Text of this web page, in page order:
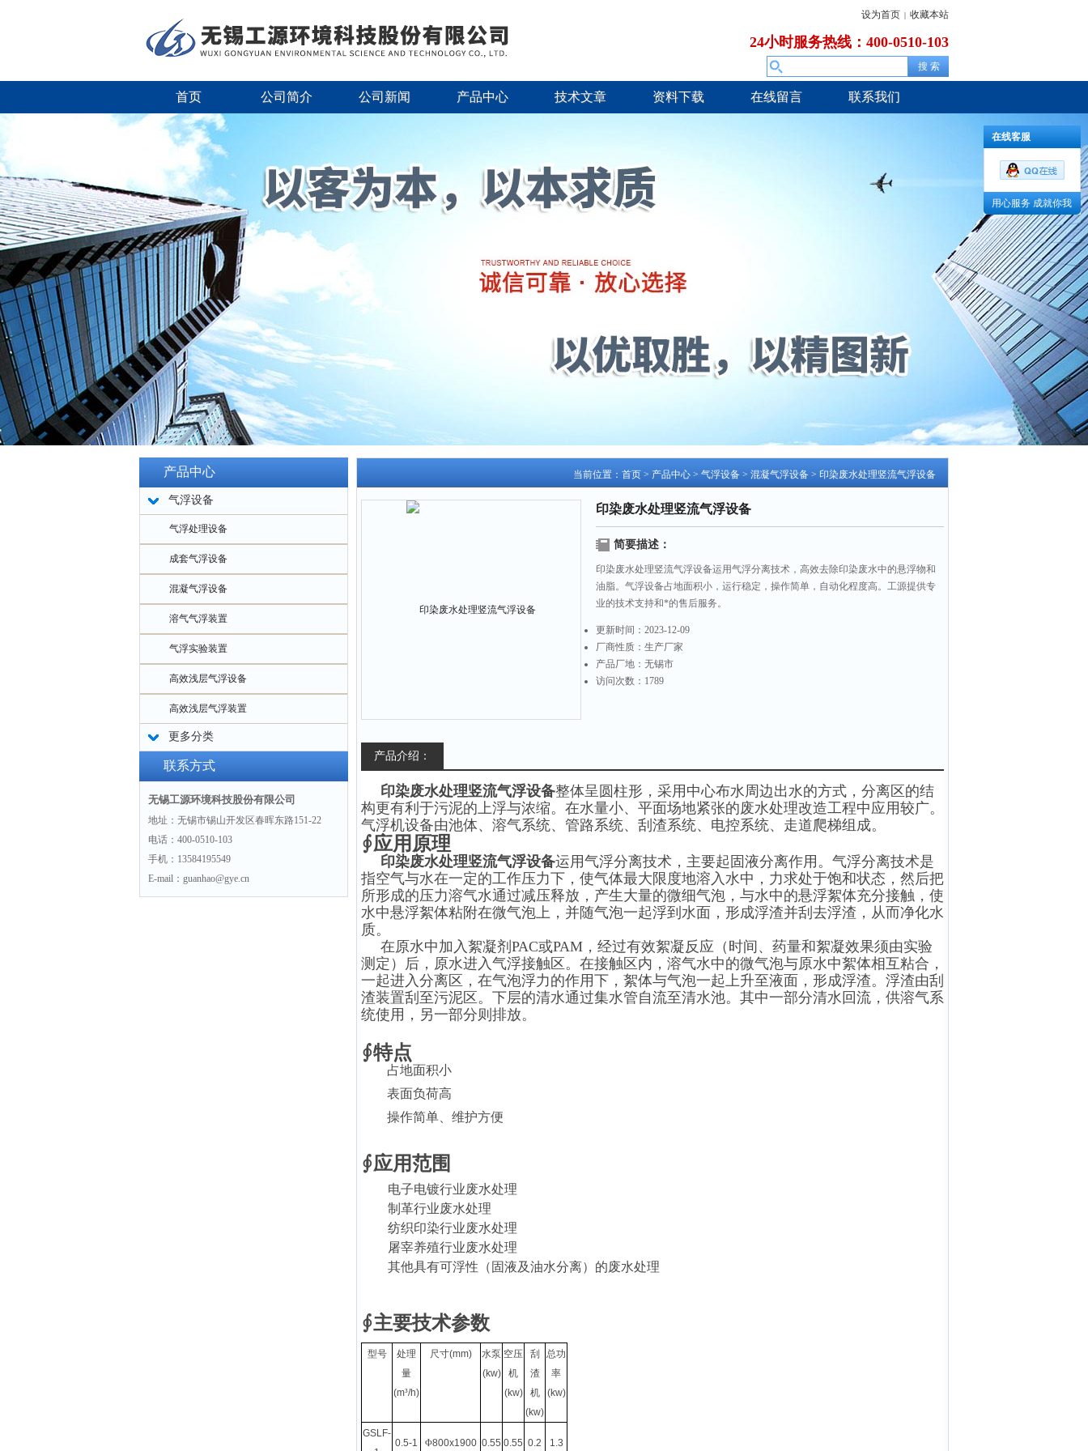
设为首页 | 收藏本站
24小时服务热线：400-0510-103
首页 公司简介 公司新闻 产品中心 技术文章 资料下载 在线留言 联系我们
产品中心
气浮设备
气浮处理设备
成套气浮设备
混凝气浮设备
溶气气浮装置
气浮实验装置
高效浅层气浮设备
高效浅层气浮装置
更多分类
联系方式
无锡工源环境科技股份有限公司
地址：无锡市锡山开发区春晖东路151-22
电话：400-0510-103
手机：13584195549
E-mail：guanhao@gye.cn
当前位置： 首页 > 产品中心 > 气浮设备 > 混凝气浮设备 > 印染废水处理竖流气浮设备
印染废水处理竖流气浮设备
简要描述：
印染废水处理竖流气浮设备运用气浮分离技术，高效去除印染废水中的悬浮物和
油脂。气浮设备占地面积小，运行稳定，操作简单，自动化程度高。工源提供专
业的技术支持和*的售后服务。
更新时间： 2023-12-09
厂商性质： 生产厂家
产品厂地： 无锡市
访问次数： 1789
产品介绍：
印染废水处理竖流气浮设备整体呈圆柱形，采用中心布水周边出水的方式，分离区的结
构更有利于污泥的上浮与浓缩。在水量小、平面场地紧张的废水处理改造工程中应用较广。
气浮机设备由池体、溶气系统、管路系统、刮渣系统、电控系统、走道爬梯组成。
∮应用原理
印染废水处理竖流气浮设备运用气浮分离技术，主要起固液分离作用。气浮分离技术是
指空气与水在一定的工作压力下，使气体最大限度地溶入水中，力求处于饱和状态，然后把
所形成的压力溶气水通过减压释放，产生大量的微细气泡，与水中的悬浮絮体充分接触，使
水中悬浮絮体粘附在微气泡上，并随气泡一起浮到水面，形成浮渣并刮去浮渣，从而净化水
质。
在原水中加入絮凝剂PAC或PAM，经过有效絮凝反应（时间、药量和絮凝效果须由实验
测定）后，原水进入气浮接触区。在接触区内，溶气水中的微气泡与原水中絮体相互粘合，
一起进入分离区，在气泡浮力的作用下，絮体与气泡一起上升至液面，形成浮渣。浮渣由刮
渣装置刮至污泥区。下层的清水通过集水管自流至清水池。其中一部分清水回流，供溶气系
统使用，另一部分则排放。
∮特点
占地面积小
表面负荷高
操作简单、维护方便
∮应用范围
电子电镀行业废水处理
制革行业废水处理
纺织印染行业废水处理
屠宰养殖行业废水处理
其他具有可浮性（固液及油水分离）的废水处理
∮主要技术参数
型号
处理
量
(m³/h)
尺寸(mm)
水泵
(kw)
空压
机
(kw)
刮
渣
机
(kw)
总功
率
(kw)
GSLF-
0.5-1 Φ800x1900 0.55 0.55 0.2 1.3
在线客服
用心服务 成就你我